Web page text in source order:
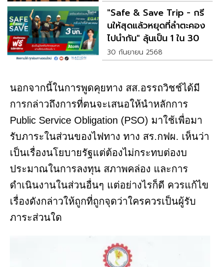
"Safe & Save Trip - กรี
นให้สุดแล้วหยุดที่ลำตะคอง
ไปนำกัน" ลุ้นเป็น 1 ใน 30 ผู้
โชคดี
30 กันยายน 2568
นอกจากนี้ในการพูดคุยทาง สส.อรรถวิชช์ได้มี
การกล่าวถึงการที่ตนจะเสนอให้นำหลักการ
Public Service Obligation (PSO) มาใช้เพื่อมา
รับภาระในส่วนของไฟทาง ทาง สร.กฟผ. เห็นว่า
เป็นเรื่องนโยบายรัฐแต่ต้องไม่กระทบต่องบ
ประมาณในการลงทุน สภาพคล่อง และการ
ดำเนินงานในส่วนอื่นๆ แต่อย่างไรก็ดี ควรแก้ไข
เรื่องดังกล่าวให้ถูกที่ถูกจุดว่าใครควรเป็นผู้รับ
ภาระส่วนใด